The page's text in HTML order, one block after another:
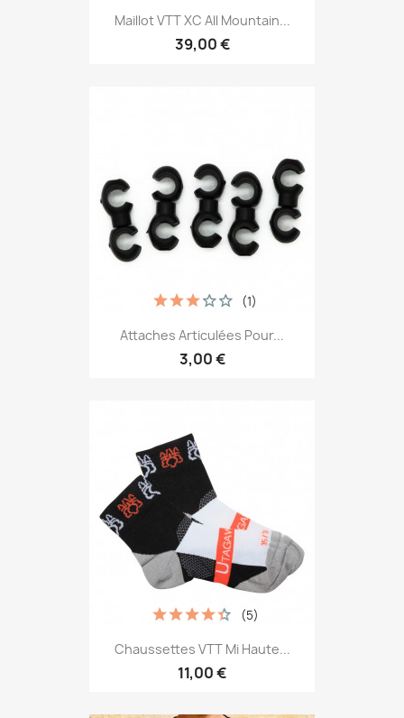
Maillot VTT XC All Mountain...
39,00 €
Attaches Articulées Pour...
3,00 €
(1)
Chaussettes VTT Mi Haute...
11,00 €
(5)